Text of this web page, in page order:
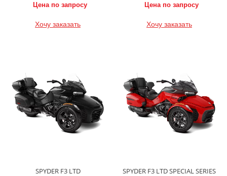
Цена по запросу
Хочу заказать
Цена по запросу
Хочу заказать
SPYDER F3 LTD SPYDER F3 LTD SPECIAL SERIES